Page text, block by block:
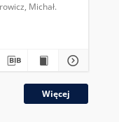
Michał.
Więcej